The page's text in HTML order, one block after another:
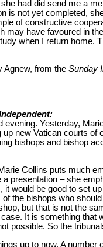
had did send me a
is not yet completed,
of constructive
may have favoured in
when I return home.
Agnew, from the Sunday
evening. Yesterday,
new Vatican courts
bishops and bishop
Marie Collins puts
a presentation – she
it would be good to set
the bishops who
but that is not the
It is something
possible. So the
up to now. A